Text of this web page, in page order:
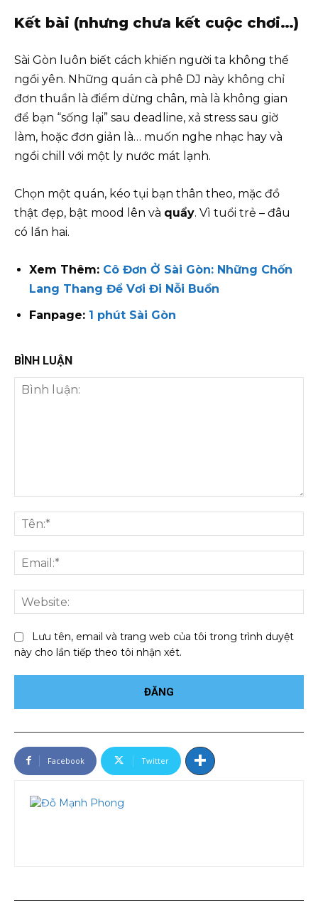
Kết bài (nhưng chưa kết cuộc chơi…)
Sài Gòn luôn biết cách khiến người ta không thể
ngồi yên. Những quán cà phê DJ này không chỉ
đơn thuần là điểm dừng chân, mà là không gian
để bạn “sống lại” sau deadline, xả stress sau giờ
làm, hoặc đơn giản là… muốn nghe nhạc hay và
ngồi chill với một ly nước mát lạnh.
Chọn một quán, kéo tụi bạn thân theo, mặc đồ
thật đẹp, bật mood lên và quẩy. Vì tuổi trẻ – đâu
có lần hai.
Xem Thêm: Cô Đơn Ở Sài Gòn: Những Chốn
Lang Thang Để Vơi Đi Nỗi Buồn
Fanpage: 1 phút Sài Gòn
BÌNH LUẬN
luận:
Lưu tên, email và trang web của tôi trong trình duyệt
này cho lần tiếp theo tôi nhận xét.
Facebook Twitter